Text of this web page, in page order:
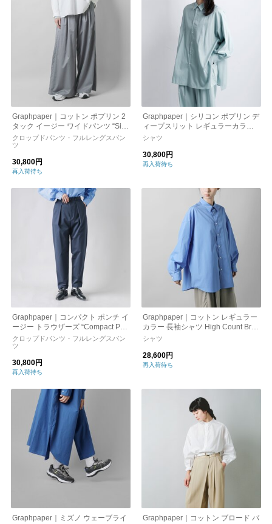
Graphpaper｜コットン ポプリン 2
タック イージー ワイドパンツ “Silic
on Poplin Two Tuck Wide Pants” gl
243-40150-tr
クロップドパンツ・フルレングスパン
ツ
30,800円
再入荷待ち
Graphpaper｜シリコン ポプリン デ
ィープスリット レギュラーカラー
シャツ “Silicon Poplin Deep Slit Re
シャツ
30,800円
再入荷待ち
Graphpaper｜コンパクト ポンチ イ
ージー トラウザーズ “Compact Pon
te Easy Trousers” gl241-40175b-yo
クロップドパンツ・フルレングスパン
ツ
30,800円
再入荷待ち
Graphpaper｜コットン レギュラー
カラー 長袖シャツ High Count Broa
d L/S Oversized Regular Collar Shi
シャツ
28,600円
再入荷待ち
Graphpaper｜ミズノ ウェーブライ
Graphpaper｜コットン ブロード バ